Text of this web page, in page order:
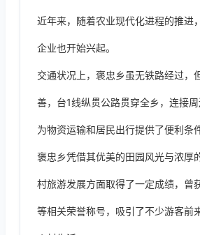
近年来，随着农业现代化进程的推进
企业也开始兴起。
交通状况上，褒忠乡虽无铁路经过，
善，台1线纵贯公路贯穿全乡，连接周
为物资运输和居民出行提供了便利条件
褒忠乡凭借其优美的田园风光与浓厚
村旅游发展方面取得了一定成绩，曾
等相关荣誉称号，吸引了不少游客前